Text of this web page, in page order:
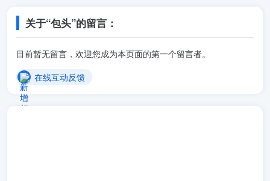
关于“包头”的留言：
目前暂无留言，欢迎您成为本页面的第一个留言者。
在线互动反馈